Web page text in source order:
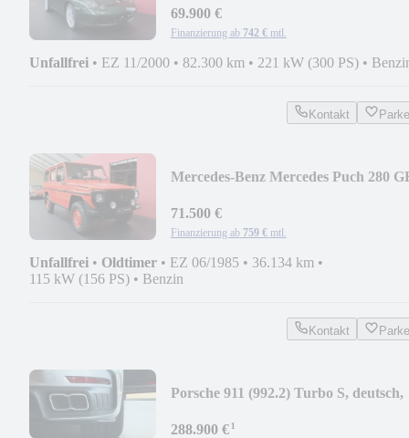
69.900 €
Finanzierung ab 742 € mtl.
Unfallfrei • EZ 11/2000 • 82.300 km • 221 kW (300 PS) •
Kontakt
Mercedes-Benz Mercedes Puch 280
71.500 €
Finanzierung ab 759 € mtl.
Unfallfrei • Oldtimer • EZ 06/1985 • 36.134 km •
115 kW (156 PS) • Benzin
Kontakt
Porsche 911 (992.2) Turbo S, deutsch,
288.900 €¹